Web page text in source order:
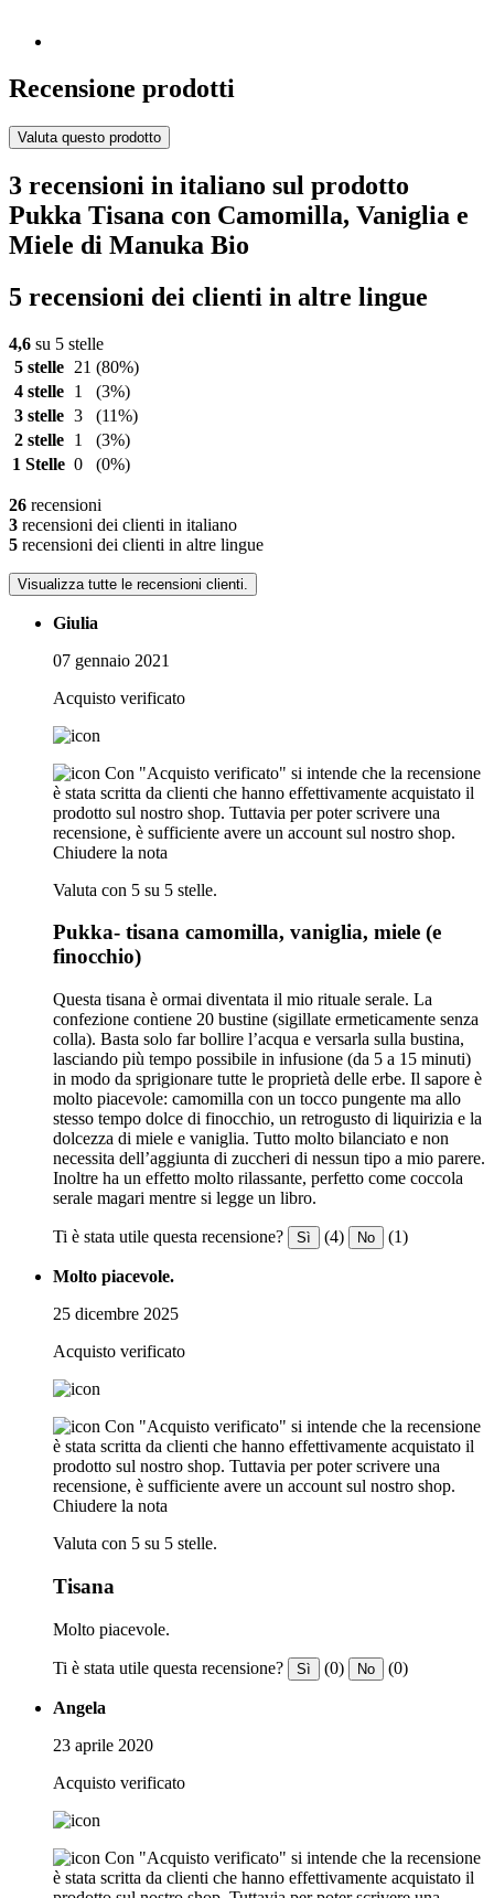
Recensione prodotti
Valuta questo prodotto
3 recensioni in italiano sul prodotto
Pukka Tisana con Camomilla, Vaniglia e
Miele di Manuka Bio
5 recensioni dei clienti in altre lingue
4,6 su 5 stelle
5 stelle
21 (80%)
4 stelle
1
(3%)
3 stelle 3
(11%)
2 stelle
1
(3%)
1 Stelle 0 (0%)
26 recensioni
3 recensioni dei clienti in italiano
5 recensioni dei clienti in altre lingue
Visualizza tutte le recensioni clienti.
Giulia
07 gennaio 2021
Acquisto verificato
Con "Acquisto verificato" si intende che la recensione
è stata scritta da clienti che hanno effettivamente acquistato il
prodotto sul nostro shop. Tuttavia per poter scrivere una
recensione, è sufficiente avere un account sul nostro shop.
Chiudere la nota
Valuta con 5 su 5 stelle.
Pukka- tisana camomilla, vaniglia, miele (e
finocchio)
Questa tisana è ormai diventata il mio rituale serale. La
confezione contiene 20 bustine (sigillate ermeticamente senza
colla). Basta solo far bollire l’acqua e versarla sulla bustina,
lasciando più tempo possibile in infusione (da 5 a 15 minuti)
in modo da sprigionare tutte le proprietà delle erbe. Il sapore è
molto piacevole: camomilla con un tocco pungente ma allo
stesso tempo dolce di finocchio, un retrogusto di liquirizia e la
dolcezza di miele e vaniglia. Tutto molto bilanciato e non
necessita dell’aggiunta di zuccheri di nessun tipo a mio parere.
Inoltre ha un effetto molto rilassante, perfetto come coccola
serale magari mentre si legge un libro.
Ti è stata utile questa recensione? Sì (4) No (1)
Molto piacevole.
25 dicembre 2025
Acquisto verificato
Con "Acquisto verificato" si intende che la recensione
è stata scritta da clienti che hanno effettivamente acquistato il
prodotto sul nostro shop. Tuttavia per poter scrivere una
recensione, è sufficiente avere un account sul nostro shop.
Chiudere la nota
Valuta con 5 su 5 stelle.
Tisana
Molto piacevole.
Ti è stata utile questa recensione? Sì (0) No (0)
Angela
23 aprile 2020
Acquisto verificato
Con "Acquisto verificato" si intende che la recensione
è stata scritta da clienti che hanno effettivamente acquistato il